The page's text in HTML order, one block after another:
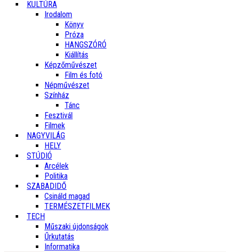
KULTÚRA
Irodalom
Könyv
Próza
HANGSZÓRÓ
Kiállítás
Képzőművészet
Film és fotó
Népművészet
Színház
Tánc
Fesztivál
Filmek
NAGYVILÁG
HELY
STÚDIÓ
Arcélek
Politika
SZABADIDŐ
Csináld magad
TERMÉSZETFILMEK
TECH
Műszaki újdonságok
Űrkutatás
Informatika